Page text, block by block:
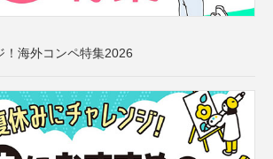
！海外コンペ特集2026